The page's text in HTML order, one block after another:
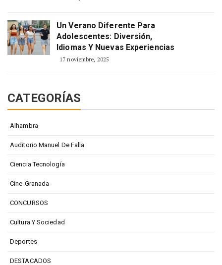
Un Verano Diferente Para
Adolescentes: Diversión,
Idiomas Y Nuevas Experiencias
17 noviembre, 2025
CATEGORÍAS
Alhambra
Auditorio Manuel De Falla
Ciencia Tecnología
Cine-Granada
CONCURSOS
Cultura Y Sociedad
Deportes
DESTACADOS